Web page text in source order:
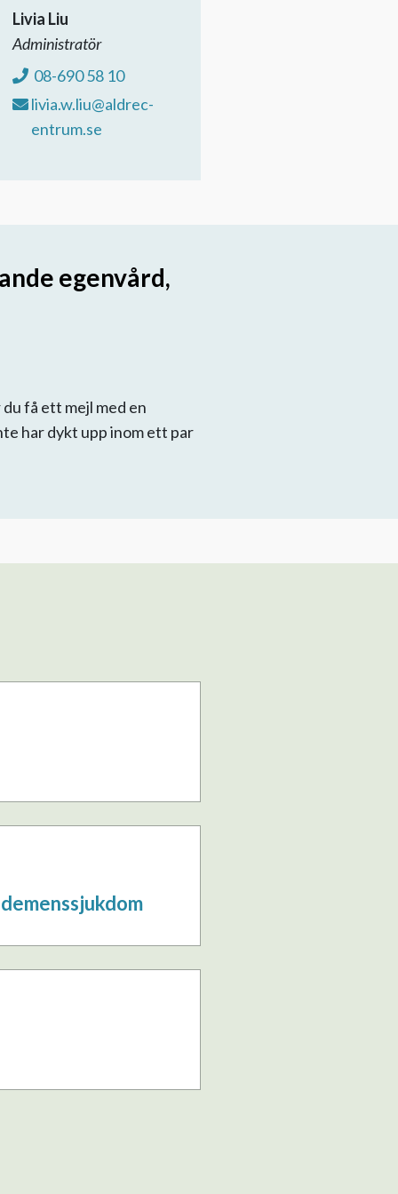
Livia Liu
Administratör
08-690 58 10
livia.w.liu@aldrec-
entrum.se
egenvård,
få ett mejl med en
har dykt upp inom ett par